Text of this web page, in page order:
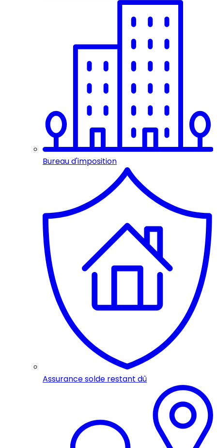
Bureau d'imposition
Assurance solde restant dû